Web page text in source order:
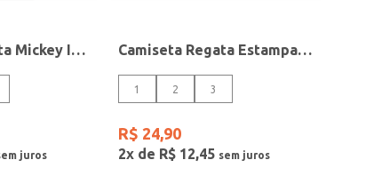
Camiseta Regata Mickey Infantil Para Menino- VERMELHO Camiseta Regata Estampada Infantil Para Menino- VERDE
1 2 3
R$ 24,90
2x de R$ 12,45